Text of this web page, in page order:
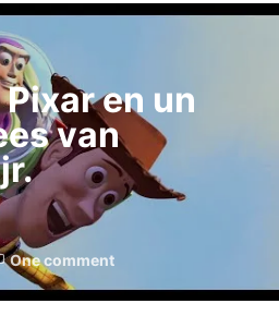
en un
van
One comment